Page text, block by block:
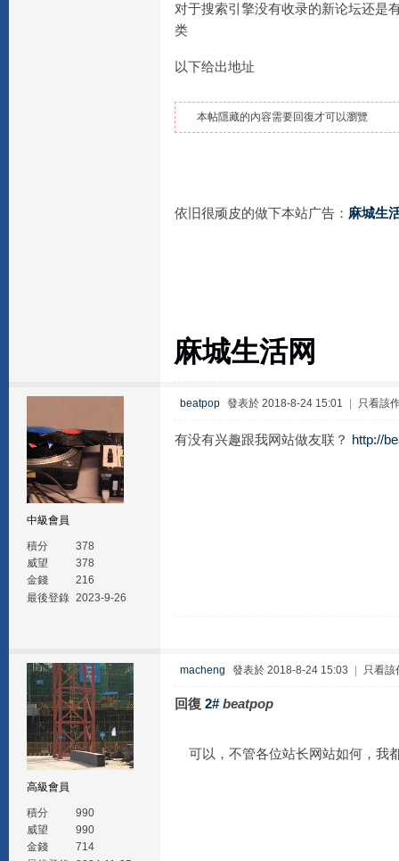
对于搜索引擎没有收录的新论坛还是
类
以下给出地址
本帖隱藏的內容需要回復才可以瀏覽
依旧很顽皮的做下本站广告： 麻城生
麻城生活网
中級會員
積分
378
威望
378
金錢
216
最後登錄 2023-9-26
beatpop 發表於 2018-8-24 15:01 只看該
有没有兴趣跟我网站做友联？ http://
高級會員
積分
990
威望
990
金錢
714
macheng 發表於 2018-8-24 15:03 只看該
回復 2# beatpop
可以，不管各位站长网站如何，我